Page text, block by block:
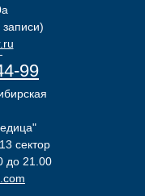
99
сектор
до 21.00